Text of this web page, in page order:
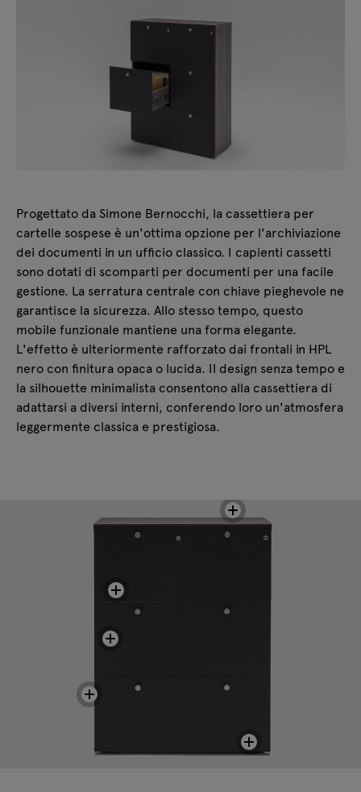
Progettato da Simone Bernocchi, la cassettiera per
cartelle sospese è un'ottima opzione per l'archiviazione
dei documenti in un ufficio classico. I capienti cassetti
sono dotati di scomparti per documenti per una facile
gestione. La serratura centrale con chiave pieghevole ne
garantisce la sicurezza. Allo stesso tempo, questo
mobile funzionale mantiene una forma elegante.
L'effetto è ulteriormente rafforzato dai frontali in HPL
nero con finitura opaca o lucida. Il design senza tempo e
la silhouette minimalista consentono alla cassettiera di
adattarsi a diversi interni, conferendo loro un'atmosfera
leggermente classica e prestigiosa.